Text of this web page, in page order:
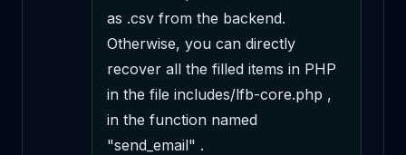
as .csv from the backend.
Otherwise, you can directly
recover all the filled items in PHP
in the file includes/lfb-core.php ,
in the function named
"send_email" .